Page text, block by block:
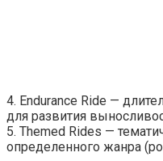
4. Endurance Ride —
для развития
5. Themed Rides —
определенного жанра